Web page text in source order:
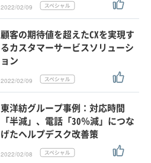
2022/02/09
顧客の期待値を超えたCXを実現す
るカスタマーサービスソリューシ
ョン
2022/02/09
東洋紡グループ事例：対応時間
「半減」、電話「30％減」につな
げたヘルプデスク改善策
2022/02/08